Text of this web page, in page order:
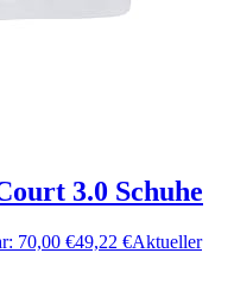
3.0 Schuhe
70,00 €49,22 €Aktueller